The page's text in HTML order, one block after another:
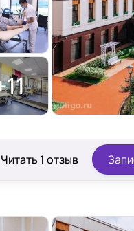
Читать 1 отзыв